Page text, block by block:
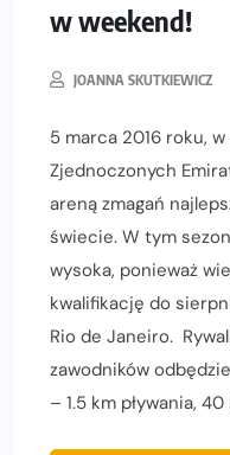
w weekend!
JOANNA SKUTKIEWICZ
5 marca 2016 roku,
Zjednoczonych
areną zmagań
świecie. W tym
wysoka, ponieważ
kwalifikację do
Rio de Janeiro.
zawodników
– 1.5 km pływania,